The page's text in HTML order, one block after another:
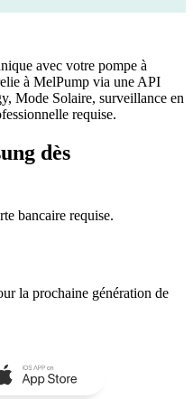
avec votre pompe à
à MelPump via une API
Mode Solaire, surveillance en
requise.
dès
bancaire requise.
la prochaine génération de